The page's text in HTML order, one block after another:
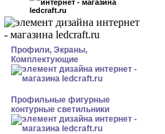
Профили, Экраны,
Комплектующие
Профильные фигурные
контурные светильники